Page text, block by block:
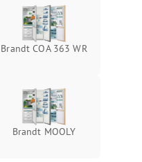
Brandt COA 363 WR
Brandt MOOLY